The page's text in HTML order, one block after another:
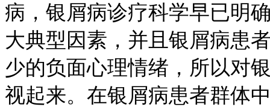
病，银屑病诊疗科学早已明
大典型因素，并且银屑病患
少的负面心理情绪，所以对
视起来。在银屑病患者群体